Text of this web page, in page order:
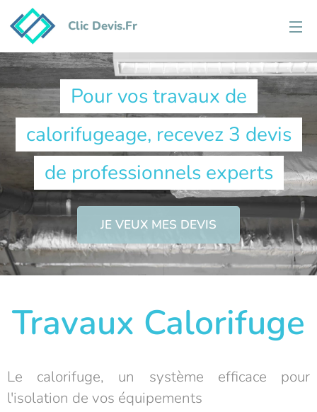
Clic Devis.Fr
Pour vos travaux de
calorifugeage, recevez 3 devis
de professionnels experts
JE VEUX MES DEVIS
Travaux Calorifuge
Le calorifuge, un système efficace pour
l'isolation de vos équipements